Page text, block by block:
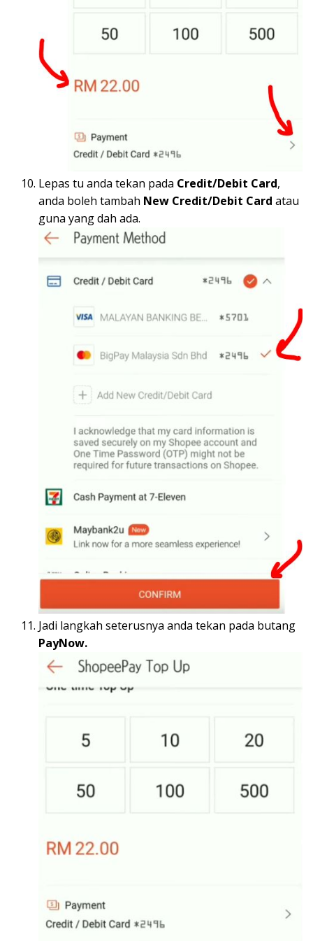
Lepas tu anda tekan pada Credit/Debit Card,
anda boleh tambah New Credit/Debit Card atau
guna yang dah ada.
Jadi langkah seterusnya anda tekan pada butang
PayNow.